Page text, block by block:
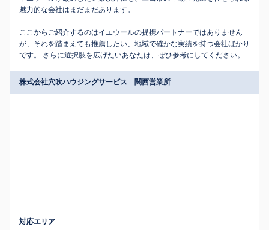
魅力的な会社はまだまだあります。
ここからご紹介するのはイエウールの提携パートナーではありません
が、それを踏まえても推薦したい、地域で確かな実績を持つ会社ばかり
です。 さらに選択肢を広げたいあなたは、ぜひ参考にしてください。
株式会社穴吹ハウジングサービス 関西営業所
対応エリア